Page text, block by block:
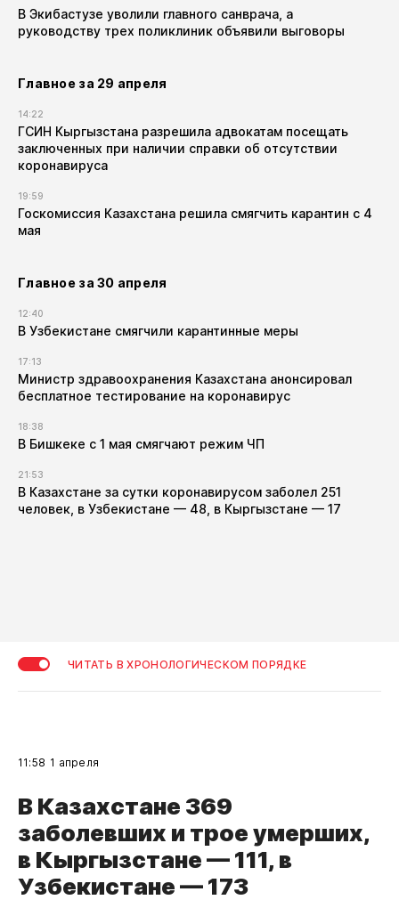
В Экибастузе уволили главного санврача, а
руководству трех поликлиник объявили выговоры
Главное за 29 апреля
14:22
ГСИН Кыргызстана разрешила адвокатам посещать
заключенных при наличии справки об отсутствии
коронавируса
19:59
Госкомиссия Казахстана решила смягчить карантин с 4
мая
Главное за 30 апреля
12:40
В Узбекистане смягчили карантинные меры
17:13
Министр здравоохранения Казахстана анонсировал
бесплатное тестирование на коронавирус
18:38
В Бишкеке с 1 мая смягчают режим ЧП
21:53
В Казахстане за сутки коронавирусом заболел 251
человек, в Узбекистане — 48, в Кыргызстане — 17
ЧИТАТЬ В ХРОНОЛОГИЧЕСКОМ ПОРЯДКЕ
11:58 1 апреля
В Казахстане 369
заболевших и трое умерших,
в Кыргызстане — 111, в
Узбекистане — 173